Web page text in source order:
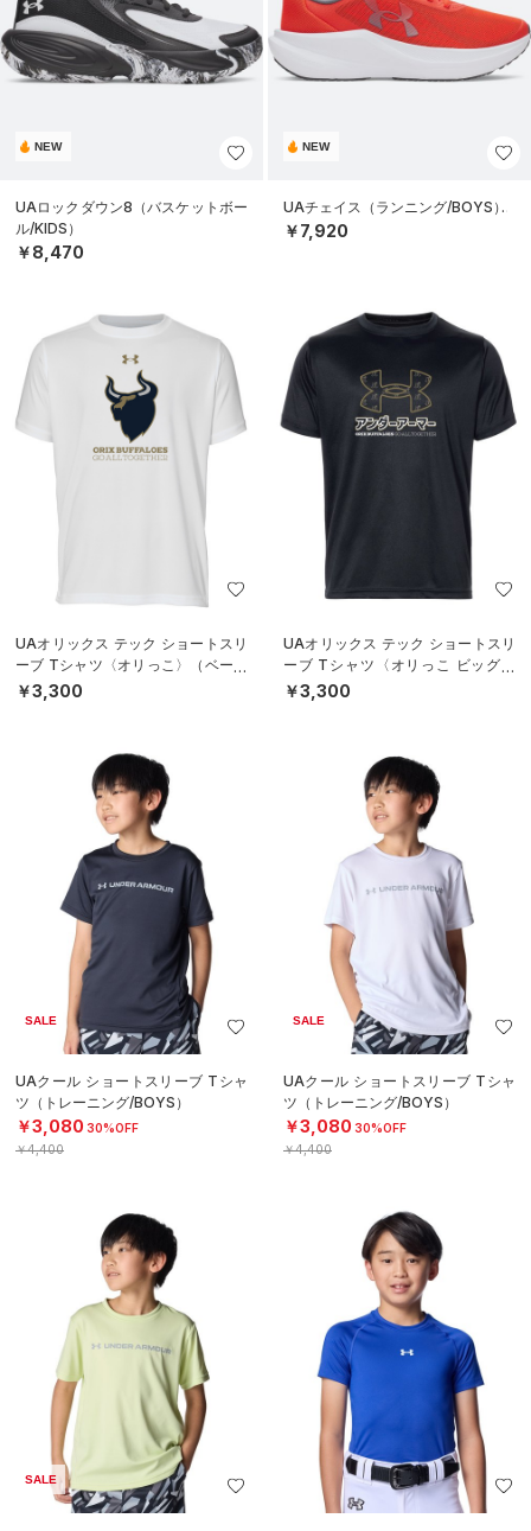
NEW
UAロックダウン8（バスケットボー
ル/KIDS）
￥8,470
NEW
UAチェイス（ランニング/BOYS）
￥7,920
UAオリックス テック ショートスリ
ーブ Tシャツ〈オリっこ〉（ベース
ボール/KIDS）
￥3,300
UAオリックス テック ショートスリ
ーブ Tシャツ〈オリっこ ビッグロ
ゴ〉（ベースボール/KIDS）
￥3,300
SALE
UAクール ショートスリーブ Tシャ
ツ（トレーニング/BOYS）
￥3,080 30%OFF
￥4,400
SALE
UAクール ショートスリーブ Tシャ
ツ（トレーニング/BOYS）
￥3,080 30%OFF
￥4,400
SALE